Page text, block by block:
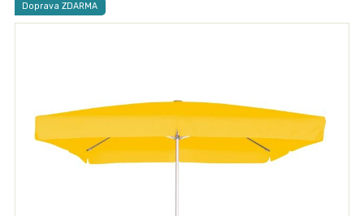
Doprava ZDARMA